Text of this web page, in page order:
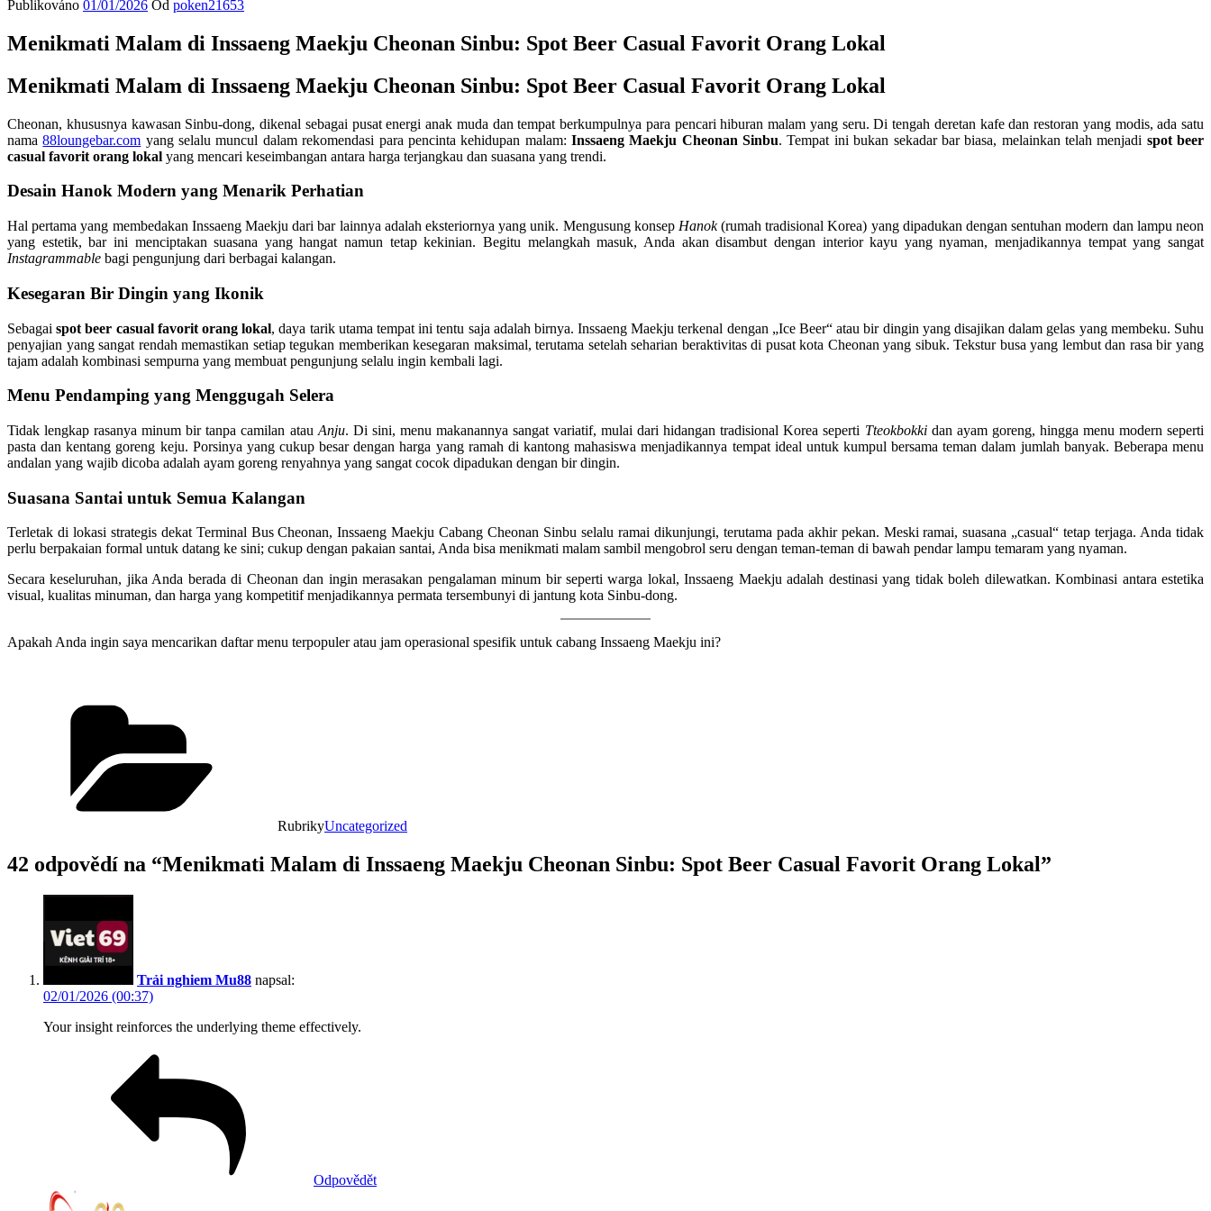
Publikováno 01/01/2026 Od poken21653
Menikmati Malam di Inssaeng Maekju Cheonan Sinbu: Spot Beer Casual Favorit Orang Lokal
Menikmati Malam di Inssaeng Maekju Cheonan Sinbu: Spot Beer Casual Favorit Orang Lokal
Cheonan, khususnya kawasan Sinbu-dong, dikenal sebagai pusat energi anak muda dan tempat berkumpulnya para pencari hiburan malam yang seru. Di tengah deretan kafe dan restoran yang modis, ada satu
nama88loungebar.com yang selalu muncul dalam rekomendasi para pencinta kehidupan malam: Inssaeng Maekju Cheonan Sinbu. Tempat ini bukan sekadar bar biasa, melainkan telah menjadi spot beer
casual favorit orang lokal yang mencari keseimbangan antara harga terjangkau dan suasana yang trendi.
Desain Hanok Modern yang Menarik Perhatian
Hal pertama yang membedakan Inssaeng Maekju dari bar lainnya adalah eksteriornya yang unik. Mengusung konsep Hanok(rumah tradisional Korea) yang dipadukan dengan sentuhan modern dan lampu neon
yang estetik, bar ini menciptakan suasana yang hangat namun tetap kekinian. Begitu melangkah masuk, Anda akan disambut dengan interior kayu yang nyaman, menjadikannya tempat yang sangat
Instagrammable bagi pengunjung dari berbagai kalangan.
Kesegaran Bir Dingin yang Ikonik
Sebagaispot beer casual favorit orang lokal, daya tarik utama tempat ini tentu saja adalah birnya. Inssaeng Maekju terkenal dengan „Ice Beer“ atau bir dingin yang disajikan dalam gelas yang membeku. Suhu
penyajian yang sangat rendah memastikan setiap tegukan memberikan kesegaran maksimal, terutama setelah seharian beraktivitas di pusat kota Cheonan yang sibuk. Tekstur busa yang lembut dan rasa bir yang
tajam adalah kombinasi sempurna yang membuat pengunjung selalu ingin kembali lagi.
Menu Pendamping yang Menggugah Selera
Tidak lengkap rasanya minum bir tanpa camilan atau Anju. Di sini, menu makanannya sangat variatif, mulai dari hidangan tradisional Korea seperti Tteokbokkidan ayam goreng, hingga menu modern seperti
pasta dan kentang goreng keju. Porsinya yang cukup besar dengan harga yang ramah di kantong mahasiswa menjadikannya tempat ideal untuk kumpul bersama teman dalam jumlah banyak. Beberapa menu
andalan yang wajib dicoba adalah ayam goreng renyahnya yang sangat cocok dipadukan dengan bir dingin.
Suasana Santai untuk Semua Kalangan
Terletak di lokasi strategis dekat Terminal Bus Cheonan, Inssaeng Maekju Cabang Cheonan Sinbu selalu ramai dikunjungi, terutama pada akhir pekan. Meski ramai, suasana „casual“ tetap terjaga. Anda tidak
perlu berpakaian formal untuk datang ke sini; cukup dengan pakaian santai, Anda bisa menikmati malam sambil mengobrol seru dengan teman-teman di bawah pendar lampu temaram yang nyaman.
Secara keseluruhan, jika Anda berada di Cheonan dan ingin merasakan pengalaman minum bir seperti warga lokal, Inssaeng Maekju adalah destinasi yang tidak boleh dilewatkan. Kombinasi antara estetika
visual, kualitas minuman, dan harga yang kompetitif menjadikannya permata tersembunyi di jantung kota Sinbu-dong.
Apakah Anda ingin saya mencarikan daftar menu terpopuler atau jam operasional spesifik untuk cabang Inssaeng Maekju ini?
RubrikyUncategorized
42 odpovědí na “Menikmati Malam di Inssaeng Maekju Cheonan Sinbu: Spot Beer Casual Favorit Orang Lokal”
Trải nghiem Mu88 napsal:
02/01/2026 (00:37)
Your insight reinforces the underlying theme effectively.
Odpovědět